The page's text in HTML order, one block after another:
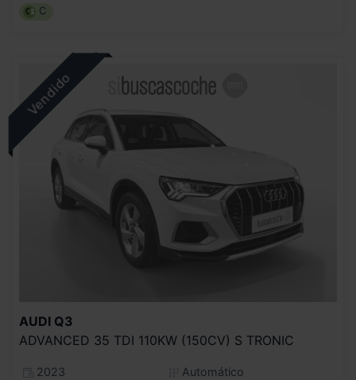
C
AUDI Q3
ADVANCED 35 TDI 110KW (150CV) S TRONIC
2023
Automático